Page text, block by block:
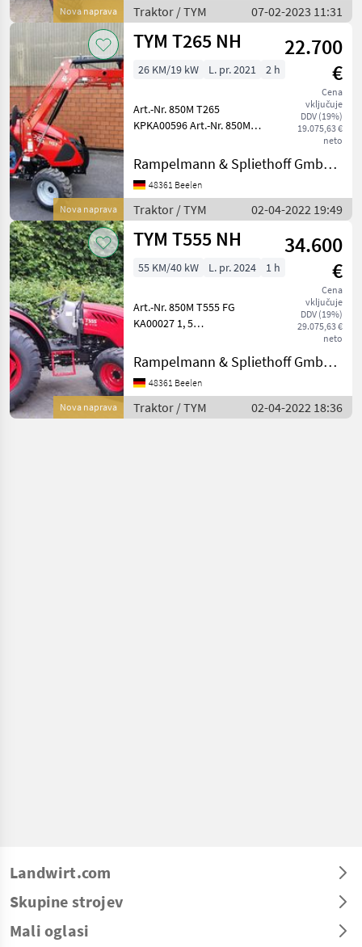
Nova naprava
wassergekühlter 4‐Zylinder
Mo
Traktor / TYM 07-02-2023 11:31
Nova naprava
TYM T265 NH
22.700
€
Cena
vključuje
DDV (19%)
19.075,63 €
neto
26 KM/19 kW L. pr. 2021 2 h
Art.-Nr. 850M T265
KPKA00596 Art.-Nr. 850M
HST mit Tym TX 2000SL-E
Frontlader 3-Zylinder TYM-
Motor mit 26PS (19, 1kW) 2-
Stufiges Hydros
Rampelmann & Spliethoff GmbH & Co.KG
48361 Beelen
Traktor / TYM 02-04-2022 19:49
Nova naprava
TYM T555 NH
34.600
€
Cena
vključuje
DDV (19%)
29.075,63 €
neto
55 KM/40 kW L. pr. 2024 1 h
Art.-Nr. 850M T555 FG
KA00027 1, 5
aus: Tym T-555NH Allrad
Dieseltraktor mit Hydrostat
Antrieb Sparsamer,
laufruhiger,
wassergekühlter 4
Rampelmann & Spliethoff GmbH & Co.KG
48361 Beelen
Traktor / TYM 02-04-2022 18:36
Landwirt.com
Skupine strojev
Mali oglasi